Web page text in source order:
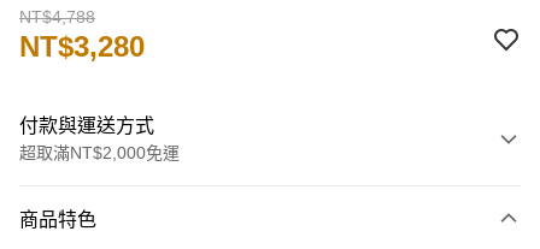
NT$4,788
NT$3,280
付款與運送方式
超取滿NT$2,000免運
信用卡一次付款
商品特色